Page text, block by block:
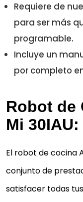
Requiere de
para ser más
programable.
Incluye un
por completo
Robot de
Mi
El robot de cocina
conjunto de
satisfacer todas